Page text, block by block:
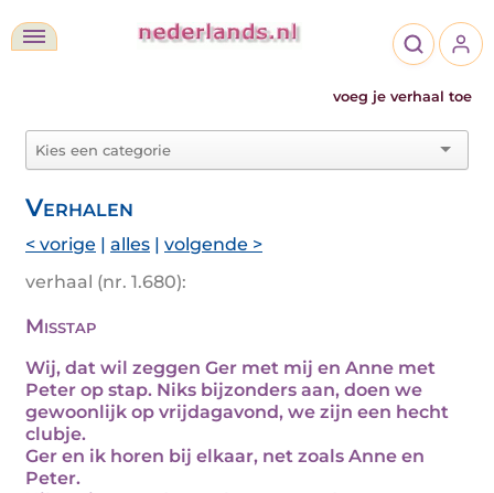
voeg je verhaal toe
Verhalen
< vorige | alles | volgende >
verhaal (nr. 1.680):
Misstap
Wij, dat wil zeggen Ger met mij en Anne met
Peter op stap. Niks bijzonders aan, doen we
gewoonlijk op vrijdagavond, we zijn een hecht
clubje.
Ger en ik horen bij elkaar, net zoals Anne en
Peter.